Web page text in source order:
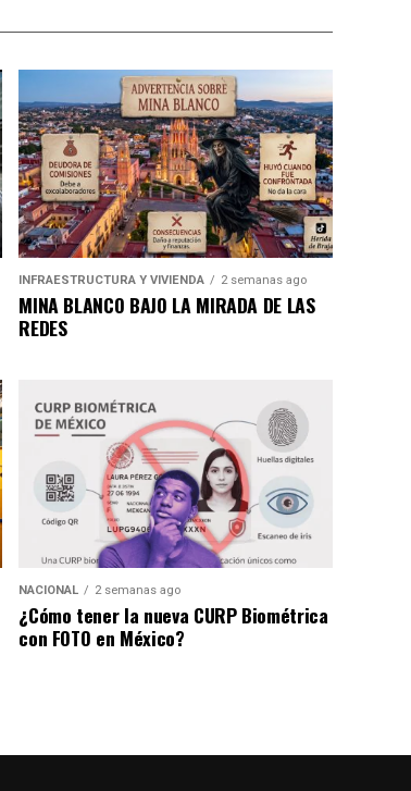
INFRAESTRUCTURA Y VIVIENDA 2 semanas ago
MINA BLANCO BAJO LA MIRADA DE LAS
REDES
NACIONAL 2 semanas ago
¿Cómo tener la nueva CURP Biométrica
con FOTO en México?